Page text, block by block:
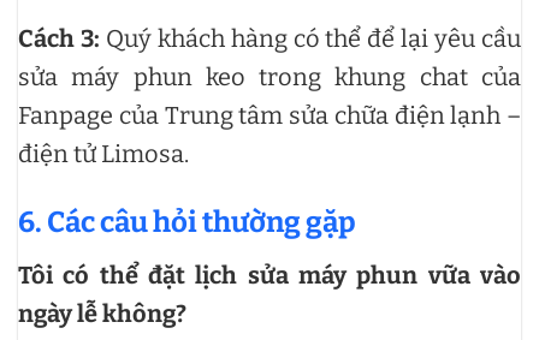
Cách 3: Quý khách hàng có thể để lại yêu cầu
sửa máy phun keo trong khung chat của
Fanpage của Trung tâm sửa chữa điện lạnh –
điện tử Limosa.
6. Các câu hỏi thường gặp
Tôi có thể đặt lịch sửa máy phun vữa vào
ngày lễ không?